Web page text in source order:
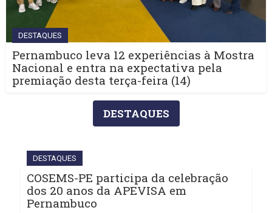
DESTAQUES
Pernambuco leva 12 experiências à Mostra
Nacional e entra na expectativa pela
premiação desta terça-feira (14)
DESTAQUES
DESTAQUES
COSEMS-PE participa da celebração
dos 20 anos da APEVISA em
Pernambuco